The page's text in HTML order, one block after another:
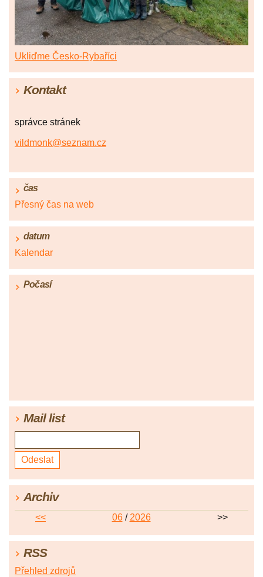
Ukliďme Česko-Rybaříci
Kontakt
správce stránek
vildmonk@seznam.cz
čas
Přesný čas na web
datum
Kalendar
Počasí
Mail list
Archiv
<< 06/ 2026 >>
RSS
Přehled zdrojů